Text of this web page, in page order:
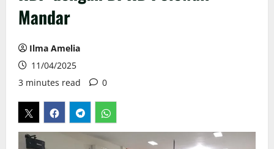
Mandar
Ilma Amelia
11/04/2025
3 minutes read
0